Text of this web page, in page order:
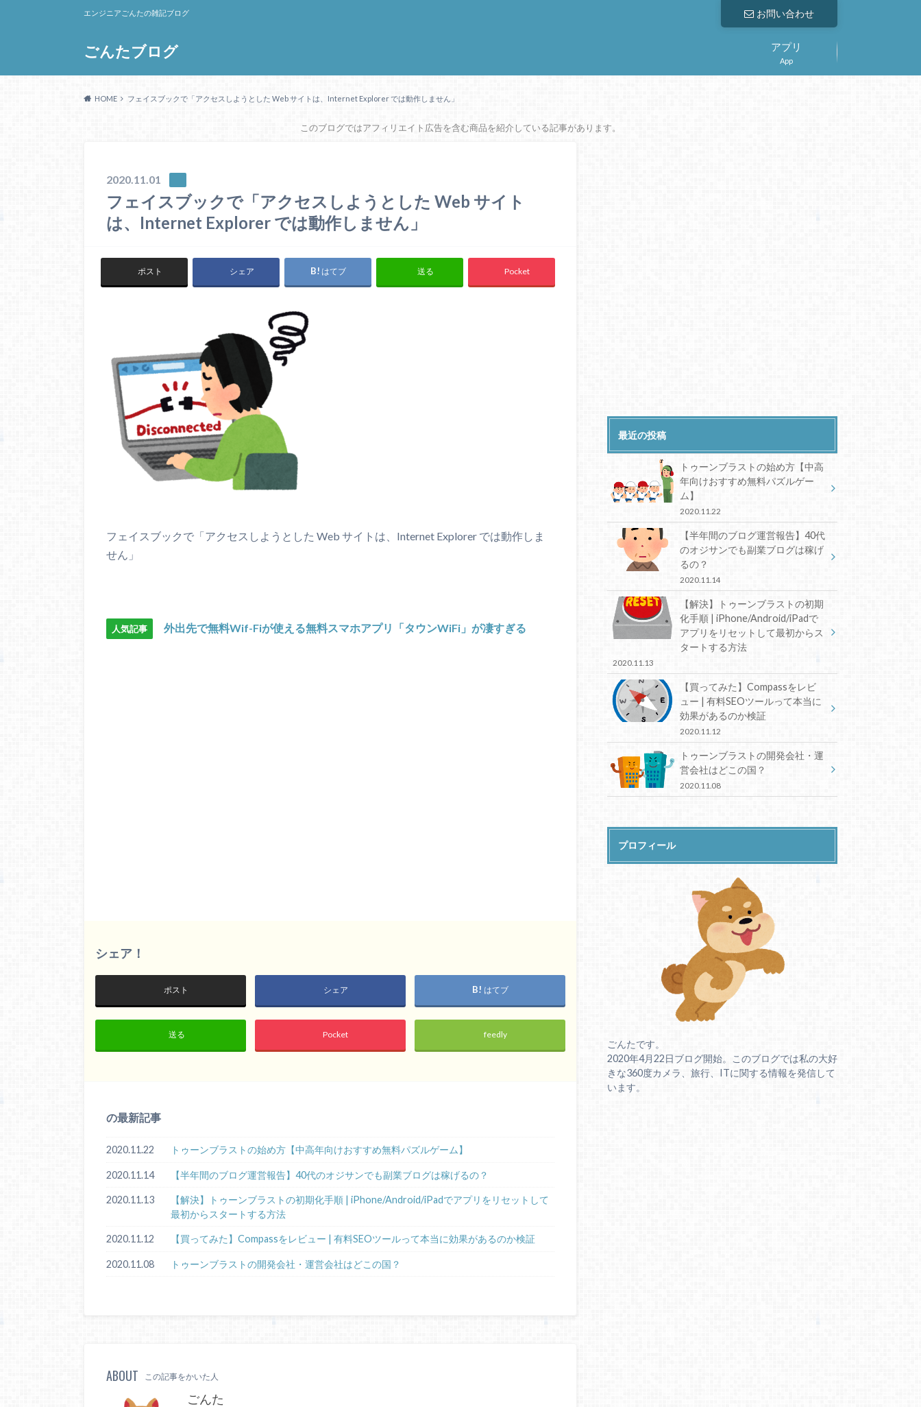
ごんたブログ
エンジニアごんたの雑記ブログ お問い合わせ
App
アプリ
HOME フェイスブックで「アクセスしようとした Web サイトは、Internet Explorer では動作しません」
このブログではアフィリエイト広告を含む商品を紹介している記事があります。
2020.11.01
フェイスブックで「アクセスしようとした Web サイト
は、Internet Explorer では動作しません」
ポスト シェア はてブ 送る Pocket
フェイスブックで「アクセスしようとした Web サイトは、Internet Explorer では動作しま
せん」
人気記事 外出先で無料Wif-Fiが使える無料スマホアプリ「タウンWiFi」が凄すぎる
シェア！
ポスト シェア はてブ
送る Pocket feedly
の最新記事
2020.11.22 トゥーンブラストの始め方【中高年向けおすすめ無料パズルゲーム】
2020.11.14 【半年間のブログ運営報告】40代のオジサンでも副業ブログは稼げるの？
2020.11.13
【解決】トゥーンブラストの初期化手順 | iPhone/Android/iPadでアプリをリセットして
最初からスタートする方法
2020.11.12 【買ってみた】Compassをレビュー | 有料SEOツールって本当に効果があるのか検証
2020.11.08 トゥーンブラストの開発会社・運営会社はどこの国？
ABOUT この記事をかいた人
ごんた
最近の投稿
トゥーンブラストの始め方【中高
年向けおすすめ無料パズルゲー
ム】
2020.11.22
【半年間のブログ運営報告】40代
のオジサンでも副業ブログは稼げ
るの？
2020.11.14
【解決】トゥーンブラストの初期
化手順 | iPhone/Android/iPadで
アプリをリセットして最初からス
タートする方法
2020.11.13
【買ってみた】Compassをレビ
ュー | 有料SEOツールって本当に
効果があるのか検証
2020.11.12
トゥーンブラストの開発会社・運
営会社はどこの国？
2020.11.08
プロフィール
ごんたです。
2020年4月22日ブログ開始。このブログでは私の大好
きな360度カメラ、旅行、ITに関する情報を発信して
います。